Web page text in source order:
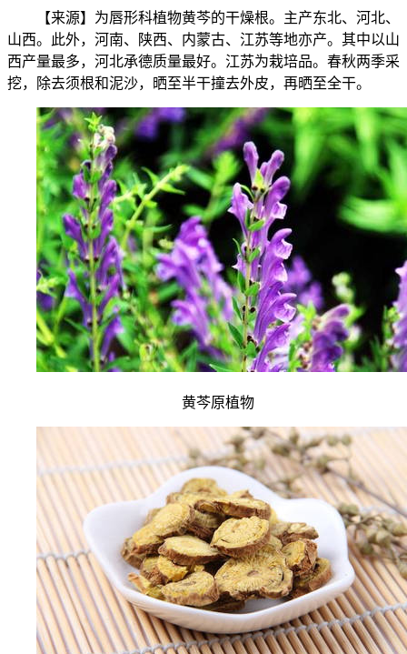
【来源】为唇形科植物黄芩的干燥根。主产东北、河北、
山西。此外，河南、陕西、内蒙古、江苏等地亦产。其中以山
西产量最多，河北承德质量最好。江苏为栽培品。春秋两季采
挖，除去须根和泥沙，晒至半干撞去外皮，再晒至全干。
黄芩原植物